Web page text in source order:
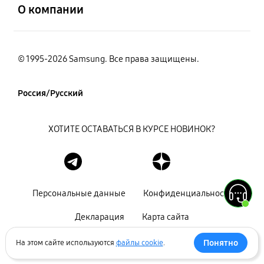
О компании
© 1995-2026 Samsung. Все права защищены.
Россия/Русский
Персональные данные Конфиденциальность
Декларация Карта сайта
ХОТИТЕ ОСТАВАТЬСЯ В КУРСЕ НОВИНОК?
На этом сайте используются файлы cookie. Понятно